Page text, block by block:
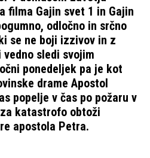
filma Gajin svet 1 in Gajin
odločno in srčno
se ne boji izzivov in z
sledi svojim
ponedeljek pa je kot
drame Apostol
popelje v čas po požaru v
katastrofo obtoži
apostola Petra.